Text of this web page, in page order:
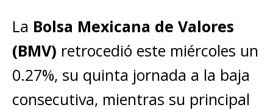
La Bolsa Mexicana de Valores
(BMV) retrocedió este miércoles un
0.27%, su quinta jornada a la baja
consecutiva, mientras su principal